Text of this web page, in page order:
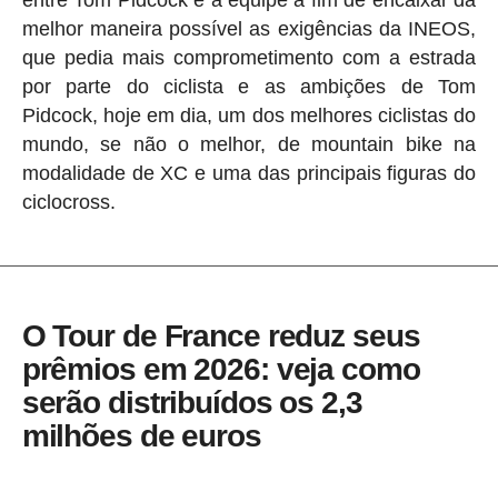
melhor maneira possível as exigências da INEOS,
que pedia mais comprometimento com a estrada
por parte do ciclista e as ambições de Tom
Pidcock, hoje em dia, um dos melhores ciclistas do
mundo, se não o melhor, de mountain bike na
modalidade de XC e uma das principais figuras do
ciclocross.
O Tour de France reduz seus
prêmios em 2026: veja como
serão distribuídos os 2,3
milhões de euros